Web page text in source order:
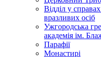
Відділ у
вразливих осіб
Ужгородська
академія ім.
Парафії
Монастирі